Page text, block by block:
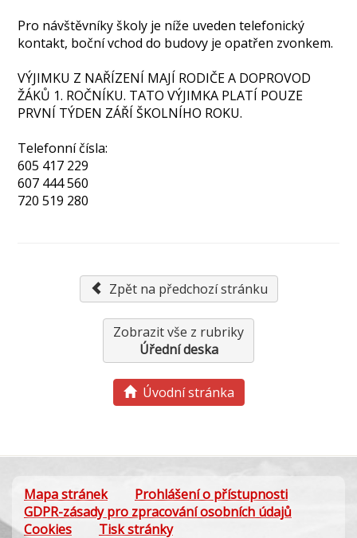
Pro návštěvníky školy je níže uveden telefonický
kontakt, boční vchod do budovy je opatřen zvonkem.
VÝJIMKU Z NAŘÍZENÍ MAJÍ RODIČE A DOPROVOD
ŽÁKŮ 1. ROČNÍKU. TATO VÝJIMKA PLATÍ POUZE
PRVNÍ TÝDEN ZÁŘÍ ŠKOLNÍHO ROKU.
Telefonní čísla:
605 417 229
607 444 560
720 519 280
Zpět na předchozí stránku
Zobrazit vše z rubriky
Úřední deska
Úvodní stránka
Mapa stránek
Prohlášení o přístupnosti
GDPR-zásady pro zpracování osobních údajů
Cookies
Tisk stránky